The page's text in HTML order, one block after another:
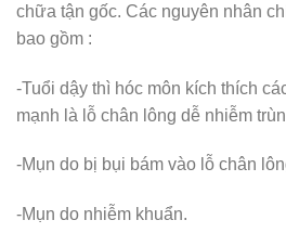
chữa tận gốc. Các nguyên nhân
bao gồm :
-Tuổi dậy thì hóc môn kích thích
mạnh là lỗ chân lông dễ nhiễm
-Mụn do bị bụi bám vào lỗ chân
-Mụn do nhiễm khuẩn.